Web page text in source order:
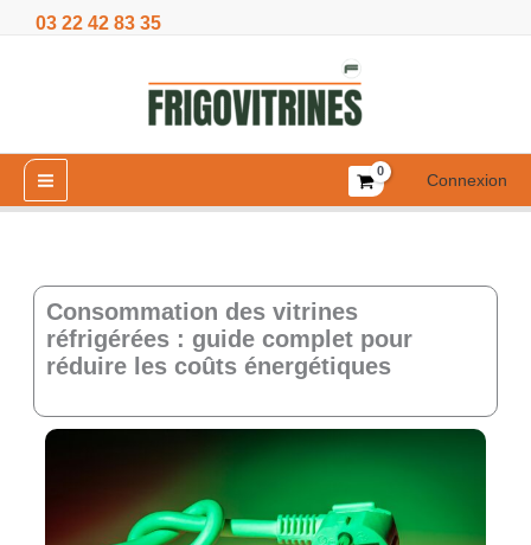
03 22 42 83 35
Connexion
Consommation des vitrines
réfrigérées : guide complet pour
réduire les coûts énergétiques